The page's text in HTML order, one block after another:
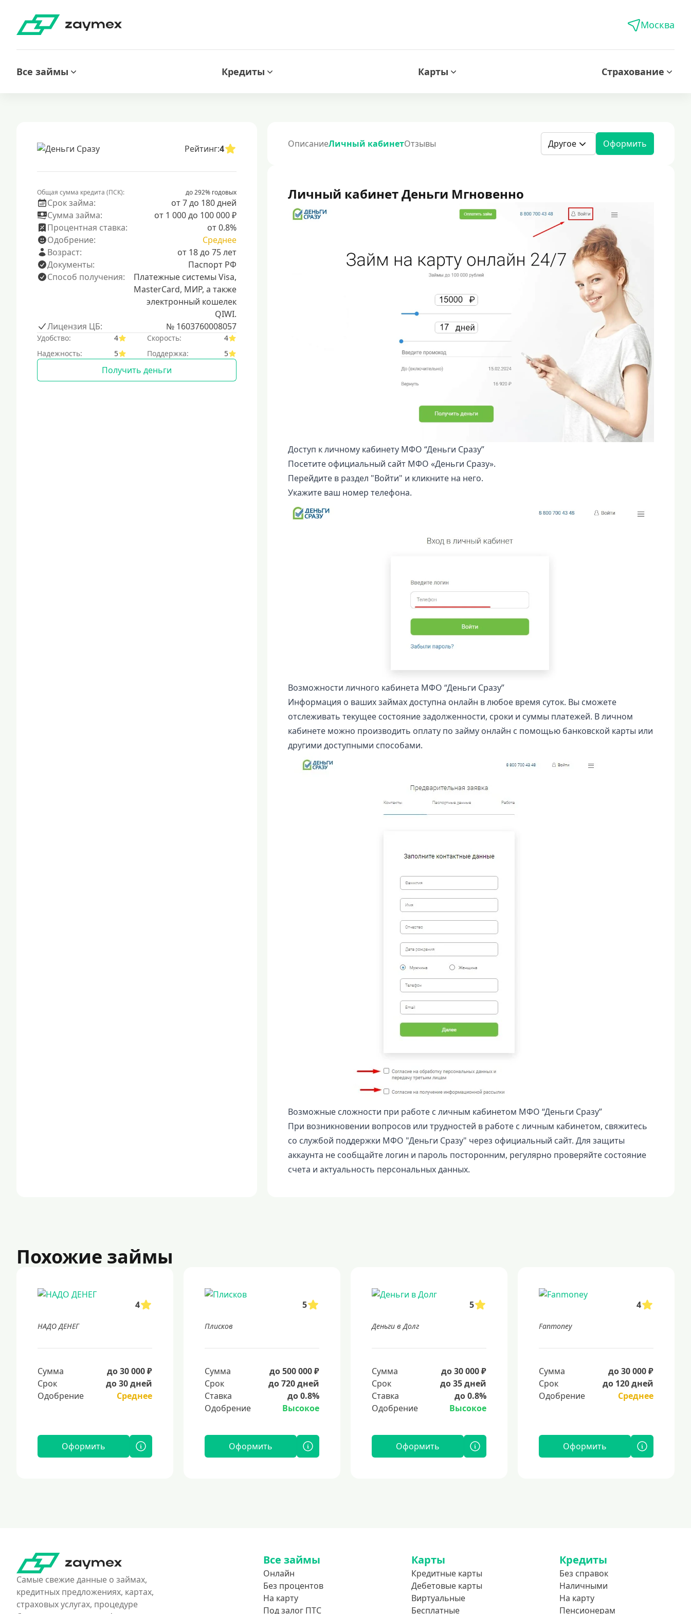
Москва
Все займы Кредиты Карты Страхование
Рейтинг:4
Общая сумма кредита (ПСК): до 292% годовых
Срок займа:
от 7 до 180 дней
Сумма займа:
от 1 000 до 100 000 ₽
Процентная ставка:
от 0.8%
Одобрение:
Среднее
Возраст:
от 18 до 75 лет
Документы:
Паспорт РФ
Способ получения:
Платежные системы Visa,
MasterCard, МИР, а также
электронный кошелек
QIWI.
Лицензия ЦБ:
№ 1603760008057
Удобство: 4 Скорость:
4
Надежность:
5 Поддержка: 5
Получить деньги
ОписаниеЛичный кабинетОтзывы Другое Оформить
Личный кабинет Деньги Мгновенно
Доступ к личному кабинету МФО “Деньги Сразу”
Посетите официальный сайт МФО «Деньги Сразу».
Перейдите в раздел "Войти" и кликните на него.
Укажите ваш номер телефона.
Возможности личного кабинета МФО “Деньги Сразу”
Информация о ваших займах доступна онлайн в любое время суток. Вы сможете
отслеживать текущее состояние задолженности, сроки и суммы платежей. В личном
кабинете можно производить оплату по займу онлайн с помощью банковской карты или
другими доступными способами.
Возможные сложности при работе с личным кабинетом МФО “Деньги Сразу”
При возникновении вопросов или трудностей в работе с личным кабинетом, свяжитесь
со службой поддержки МФО "Деньги Сразу" через официальный сайт. Для защиты
аккаунта не сообщайте логин и пароль посторонним, регулярно проверяйте состояние
счета и актуальность персональных данных.
Похожие займы
4
НАДО ДЕНЕГ
Сумма
до 30 000 ₽
Срок
до 30 дней
Одобрение
Среднее
Оформить
5
Плисков
Сумма
до 500 000 ₽
Срок
до 720 дней
Ставка
до 0.8%
Одобрение
Высокое
Оформить
5
Деньги в Долг
Сумма
до 30 000 ₽
Срок
до 35 дней
Ставка
до 0.8%
Одобрение
Высокое
Оформить
4
Fanmoney
Сумма
до 30 000 ₽
Срок
до 120 дней
Одобрение
Среднее
Оформить
Самые свежие данные о займах,
кредитных предложениях, картах,
страховых услугах, процедуре
Все займы
Онлайн
Без процентов
На карту
Под залог ПТС
Карты
Кредитные карты
Дебетовые карты
Виртуальные
Бесплатные
Кредиты
Без справок
Наличными
На карту
Пенсионерам